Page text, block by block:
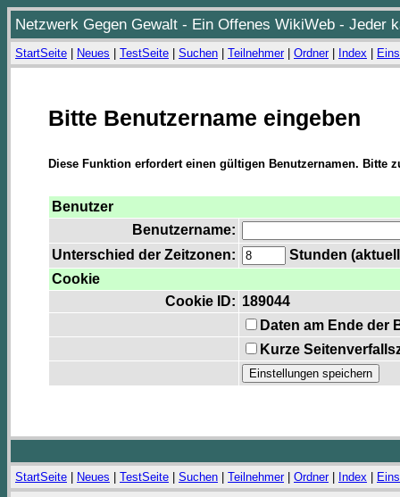
Netzwerk Gegen Gewalt - Ein Offenes WikiWeb - Jeder
StartSeite Neues TestSeite Suchen Teilnehmer| Ordner| Index
Bitte Benutzername eingeben
Diese Funktion erfordert einen gültigen Benutzernamen. Bitte
Benutzer
Benutzername:
Unterschied der Zeitzonen:
Stunden
Cookie
Cookie ID: 189044
Daten am Ende der
Kurze
StartSeite Neues TestSeite Suchen Teilnehmer| Ordner| Index